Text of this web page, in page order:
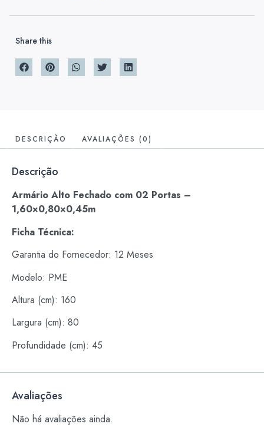
Share this
DESCRIÇÃO AVALIAÇÕES (0)
Descrição
Armário Alto Fechado com 02 Portas –
1,60×0,80×0,45m
Ficha Técnica:
Garantia do Fornecedor: 12 Meses
Modelo: PME
Altura (cm): 160
Largura (cm): 80
Profundidade (cm): 45
Avaliações
Não há avaliações ainda.